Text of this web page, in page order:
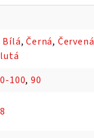
Bílá,Černá, Červená
100,90